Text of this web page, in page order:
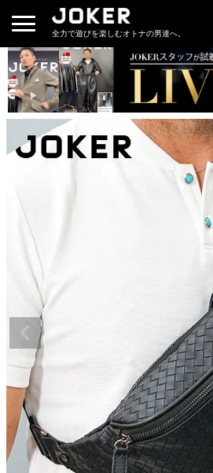
全力で遊びを楽しむオトナの男達へ。